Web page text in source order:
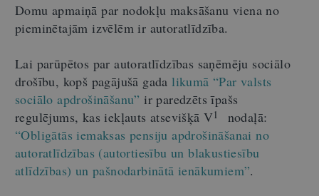
Domu apmaiņā par nodokļu maksāšanu viena no
pieminētajām izvēlēm ir autoratlīdzība.
Lai parūpētos par autoratlīdzības saņēmēju sociālo
drošību, kopš pagājušā gadalikumā “Par valsts
sociālo apdrošināšanu” ir paredzēts īpašs
regulējums, kas iekļauts atsevišķā V1
nodaļā:
“Obligātās iemaksas pensiju apdrošināšanai no
autoratlīdzības (autortiesību un blakustiesību
atlīdzības) un pašnodarbinātā ienākumiem”.